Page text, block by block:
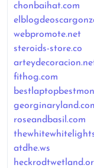
chonbaihat.com
webpromote.net
steroids-store.co
fithog.com
roseandbasil.com
atdhe.ws